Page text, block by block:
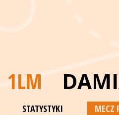
1LM
STATYSTYKI MECZ